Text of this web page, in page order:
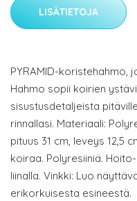
LISÄTIETOJA
PYRAMID-koristehahmo,
Hahmo sopii koirien
sisustusdetaljeista
rinnallasi. Materiaali:
pituus 31 cm, leveys 12,5
koiraa. Polyresiiniä.
liinalla. Vinkki: Luo
erikorkuisesta esineestä.